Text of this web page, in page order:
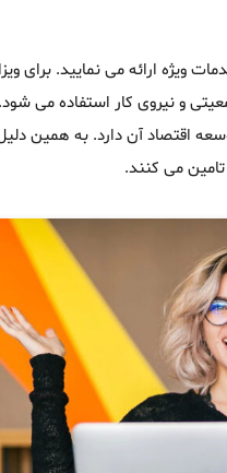
ویژه ارائه می نمایید. برای
و نیروی کار استفاده می
اقتصاد آن دارد. به همین
تامین می کنند.